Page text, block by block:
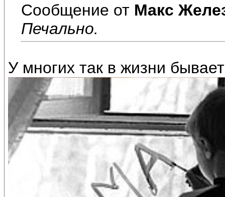
Сообщение от Макс
Печально.
У многих так в жизни